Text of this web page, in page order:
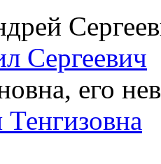
Сергеевич
его